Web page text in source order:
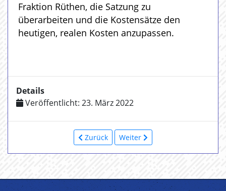
Fraktion Rüthen, die Satzung zu
überarbeiten und die Kostensätze den
heutigen, realen Kosten anzupassen.
Details
Veröffentlicht: 23. März 2022
Zurück Weiter